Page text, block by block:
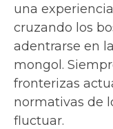
una
cruzando los
adentrarse en
mongol.
fronterizas
normativas de
fluctuar.